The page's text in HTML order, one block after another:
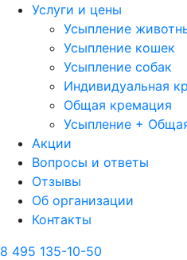
Услуги и цены
Усыпление
Усыпление кошек
Усыпление собак
Индивидуальная
Общая кремация
Усыпление +
Акции
Вопросы и ответы
Отзывы
Об организации
Контакты
8 495 135-10-50